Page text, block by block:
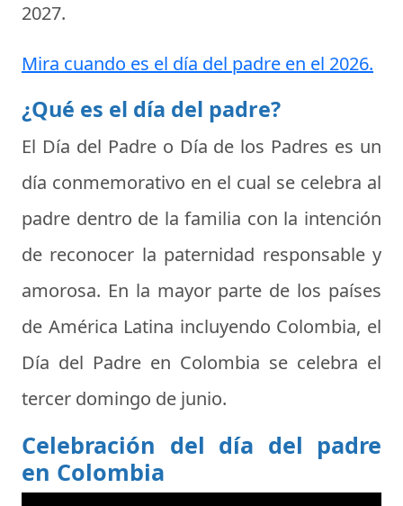
2027.
Mira cuando es el día del padre en el 2026.
¿Qué es el día del padre?
El Día del Padreo Día de los Padres es un
día conmemorativo en el cual se celebra al
padre dentro de la familia con la intención
de reconocer la paternidad responsable y
amorosa. En la mayor parte de los países
de América Latina incluyendo Colombia, el
Día del Padre en Colombia se celebra el
tercer domingo de junio.
Celebración del día del padre
en Colombia